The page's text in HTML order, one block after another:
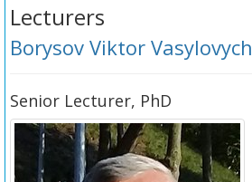
Lecturers
Borysov Viktor Vasylovych
Senior Lecturer, PhD